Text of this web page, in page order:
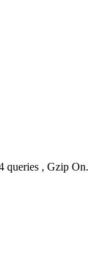
queries , Gzip On.